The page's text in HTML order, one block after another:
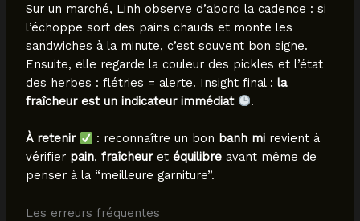
Sur un marché, Linh observe d’abord la cadence : si
l’échoppe sort des pains chauds et monte les
sandwiches à la minute, c’est souvent bon signe.
Ensuite, elle regarde la couleur des pickles et l’état
des herbes : flétries = alerte. Insight final : la
fraîcheur est un indicateur immédiat
.
À retenir : reconnaître un bon banh mi revient à
vérifier pain, fraîcheuret équilibreavant même de
penser à la “meilleure garniture”.
Les erreurs fréquentes